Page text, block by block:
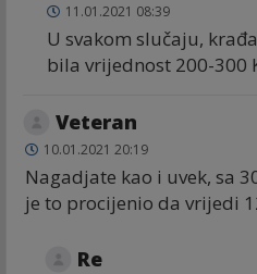
11.01.2021 08:39
U svakom slučaju,
bila vrijednost 200-300
Veteran
10.01.2021 20:19
Nagadjate kao i uvek, sa
je to procijenio da vrijedi
Re